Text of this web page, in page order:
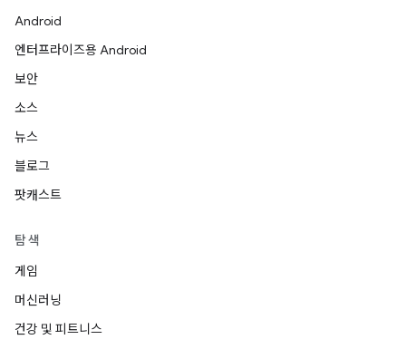
Android
엔터프라이즈용 Android
보안
소스
뉴스
블로그
팟캐스트
탐색
게임
머신러닝
건강 및 피트니스